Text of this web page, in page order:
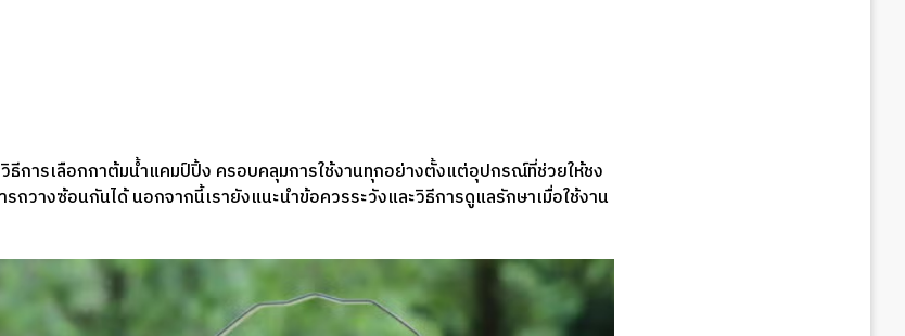
ธีการเลือกกาต้มน้ำแคมป์ปิ้ง ครอบคลุมการใช้งานทุกอย่างตั้งแต่อุปกรณ์ที่ช่วยให้ชง
วางซ้อนกันได้ นอกจากนี้เรายังแนะนำข้อควรระวังและวิธีการดูแลรักษาเมื่อใช้งาน